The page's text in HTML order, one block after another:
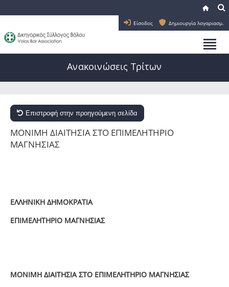
Είσοδος Δημιουργία λογαριασμ.
Ανακοινώσεις Τρίτων
Επιστροφή στην προηγούμενη σελίδα
ΜΟΝΙΜΗ ΔΙΑΙΤΗΣΙΑ ΣΤΟ ΕΠΙΜΕΛΗΤΗΡΙΟ
ΜΑΓΝΗΣΙΑΣ
ΕΛΛΗΝΙΚΗ ΔΗΜΟΚΡΑΤΙΑ
ΕΠΙΜΕΛΗΤΗΡΙΟ ΜΑΓΝΗΣΙΑΣ
ΜΟΝΙΜΗ ΔΙΑΙΤΗΣΙΑ ΣΤΟ ΕΠΙΜΕΛΗΤΗΡΙΟ ΜΑΓΝΗΣΙΑΣ